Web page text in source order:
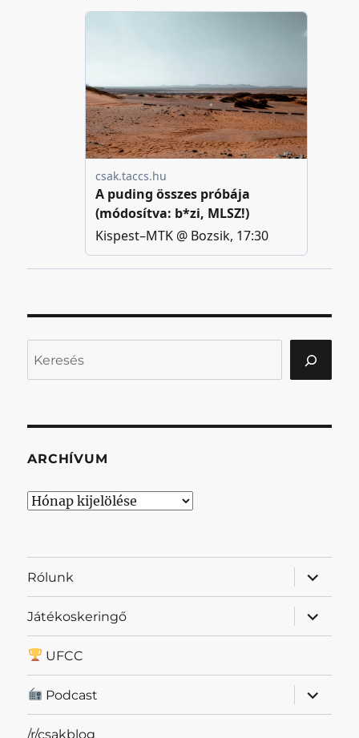
ARCHÍVUM
Archívum
Rólunk
almenü
Játékoskeringő
almenü
UFCC
Podcast
almenü
/r/csakblog